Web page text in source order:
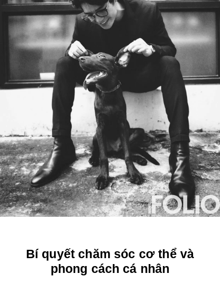
Bí quyết chăm sóc cơ thể và
phong cách cá nhân